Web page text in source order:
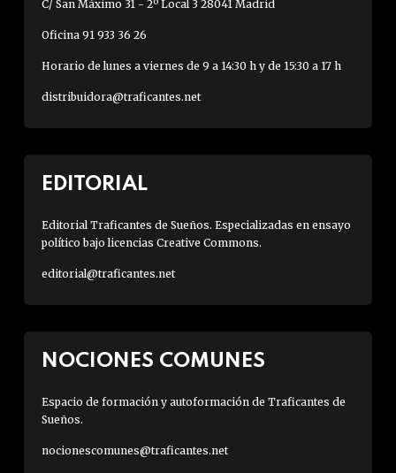
C/ San Máximo 31 - 2º Local 3 28041 Madrid
Oficina 91 933 36 26
Horario de lunes a viernes de 9 a 14:30 h y de 15:30 a 17 h
distribuidora@traficantes.net
EDITORIAL
Editorial Traficantes de Sueños. Especializadas en ensayo
político bajo licencias Creative Commons.
editorial@traficantes.net
NOCIONES COMUNES
Espacio de formación y autoformación de Traficantes de
Sueños.
nocionescomunes@traficantes.net